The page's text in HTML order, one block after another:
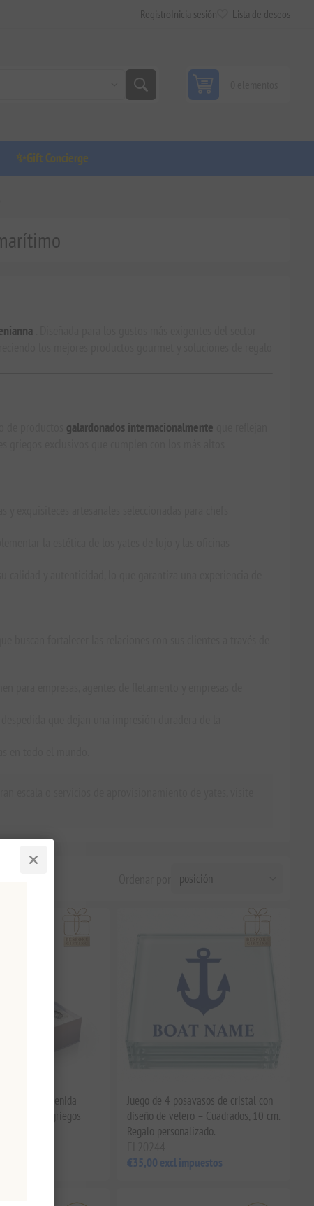
Registro Inicia sesión Lista de deseos
✨Gift Concierge
galardonados internacionalmente
de bienvenida
para yates griegos
Juego de 4 posavasos de cristal con
diseño de velero – Cuadrados, 10 cm.
Regalo personalizado.
€35,00 excl impuestos